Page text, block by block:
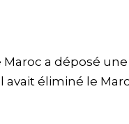
a déposé
avait éliminé le